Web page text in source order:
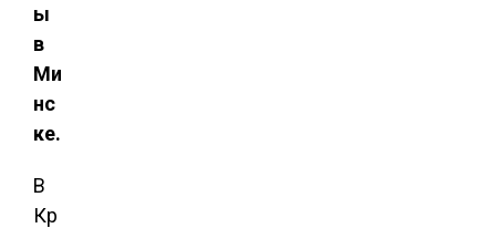
ы
в
Ми
нс
ке.
В
Кр